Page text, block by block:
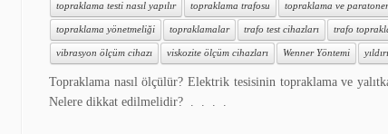
topraklama testi nasıl yapılır topraklama trafosu topraklama ve paratoner
topraklama yönetmeliği topraklamalar trafo test cihazları trafo
vibrasyon ölçüm cihazı viskozite ölçüm cihazları Wenner Yöntemi
Topraklama nasıl ölçülür? Elektrik tesisinin topraklama ve
Nelere dikkat edilmelidir? . . . .